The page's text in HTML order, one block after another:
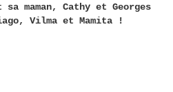
maman, Cathy et Georges
Vilma et Mamita !